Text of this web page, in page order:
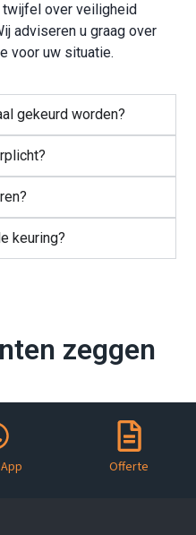
over veiligheid
adviseren u graag over
voor uw situatie.
gekeurd worden?​
keuring?
zeggen
Offerte